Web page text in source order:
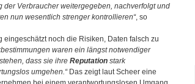
Verbraucher weitergegeben, nachverfolgt und
nun wesentlich strenger kontrollieren“, so
noch die Risiken, Daten falsch zu
waren ein längst notwendiger
dass sie ihre Reputation stark
umgehen.“Das zeigt laut Scheer eine